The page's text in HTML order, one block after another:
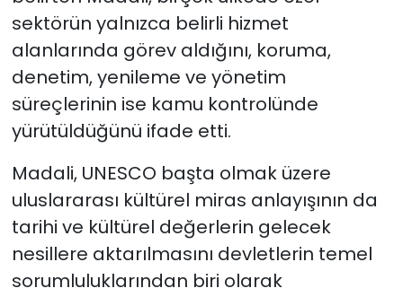
sektörün yalnızca belirli hizmet
alanlarında görev aldığını, koruma,
denetim, yenileme ve yönetim
süreçlerinin ise kamu kontrolünde
yürütüldüğünü ifade etti.
Madali, UNESCO başta olmak üzere
uluslararası kültürel miras anlayışının da
tarihi ve kültürel değerlerin gelecek
nesillere aktarılmasını devletlerin temel
sorumluluklarından biri olarak